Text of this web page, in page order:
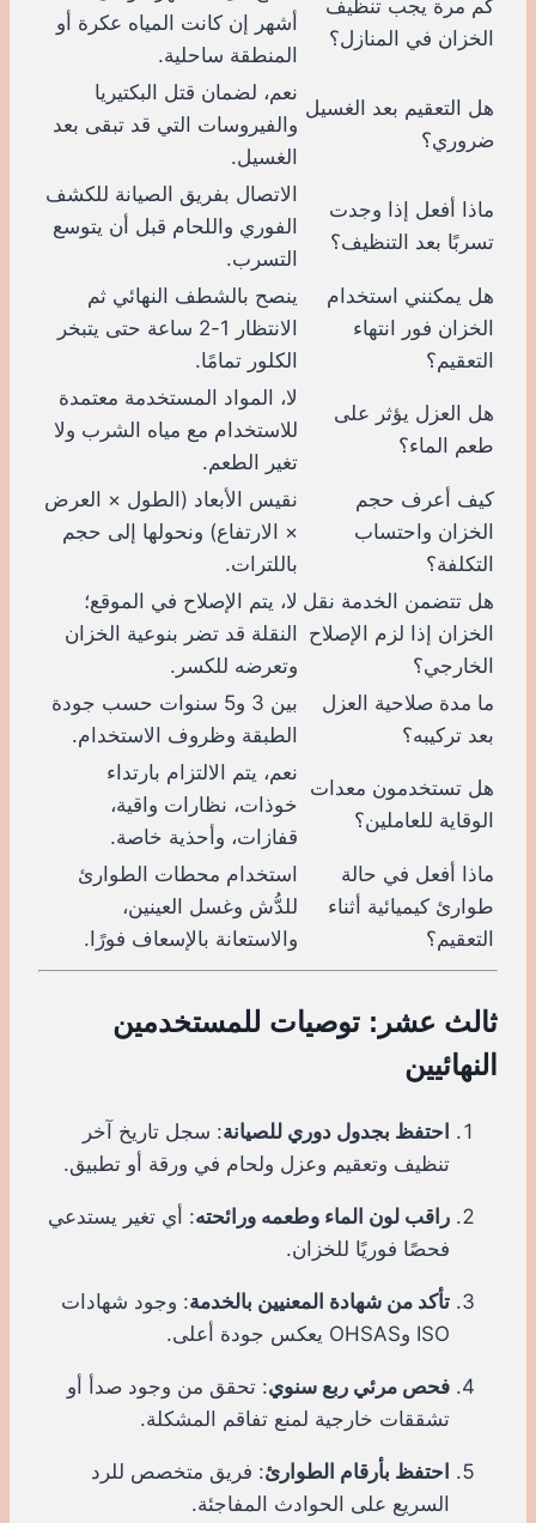
كم مرة يجب تنظيف
الخزان في المنازل؟
أشهر إن كانت المياه عكرة أو
المنطقة ساحلية.
هل التعقيم بعد الغسيل
ضروري؟
نعم، لضمان قتل البكتيريا
والفيروسات التي قد تبقى بعد
الغسيل.
ماذا أفعل إذا وجدت
تسربًا بعد التنظيف؟
الاتصال بفريق الصيانة للكشف
الفوري واللحام قبل أن يتوسع
التسرب.
هل يمكنني استخدام
الخزان فور انتهاء
التعقيم؟
ينصح بالشطف النهائي ثم
الانتظار 1-2 ساعة حتى يتبخر
الكلور تمامًا.
هل العزل يؤثر على
طعم الماء؟
لا، المواد المستخدمة معتمدة
للاستخدام مع مياه الشرب ولا
تغير الطعم.
كيف أعرف حجم
الخزان واحتساب
التكلفة؟
نقيس الأبعاد (الطول × العرض
× الارتفاع) ونحولها إلى حجم
باللترات.
هل تتضمن الخدمة نقل
الخزان إذا لزم الإصلاح
الخارجي؟
لا، يتم الإصلاح في الموقع؛
النقلة قد تضر بنوعية الخزان
وتعرضه للكسر.
ما مدة صلاحية العزل
بعد تركيبه؟
بين 3 و5 سنوات حسب جودة
الطبقة وظروف الاستخدام.
هل تستخدمون معدات
الوقاية للعاملين؟
نعم، يتم الالتزام بارتداء
خوذات، نظارات واقية،
قفازات، وأحذية خاصة.
ماذا أفعل في حالة
طوارئ كيميائية أثناء
التعقيم؟
استخدام محطات الطوارئ
للدُّش وغسل العينين،
والاستعانة بالإسعاف فورًا.
ثالث عشر: توصيات للمستخدمين
النهائيين
احتفظ بجدول دوري للصيانة: سجل تاريخ آخر
تنظيف وتعقيم وعزل ولحام في ورقة أو تطبيق.
راقب لون الماء وطعمه ورائحته: أي تغير يستدعي
فحصًا فوريًا للخزان.
تأكد من شهادة المعنيين بالخدمة: وجود شهادات
ISO وOHSAS يعكس جودة أعلى.
فحص مرئي ربع سنوي: تحقق من وجود صدأ أو
تشققات خارجية لمنع تفاقم المشكلة.
احتفظ بأرقام الطوارئ: فريق متخصص للرد
السريع على الحوادث المفاجئة.